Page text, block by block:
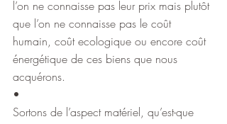
l’on ne connaisse pas leur prix mais plutôt
que l’on ne connaisse pas le coût
humain, coût ecologique ou encore coût
énergétique de ces biens que nous
acquérons.
•
Sortons de l’aspect matériel, qu’est-que